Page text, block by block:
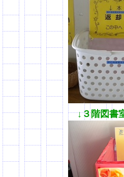
↓３階図書室入り